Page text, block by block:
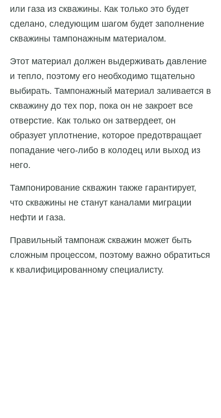
или газа из скважины. Как только это будет
сделано, следующим шагом будет заполнение
скважины тампонажным материалом.
Этот материал должен выдерживать давление
и тепло, поэтому его необходимо тщательно
выбирать. Тампонажный материал заливается в
скважину до тех пор, пока он не закроет все
отверстие. Как только он затвердеет, он
образует уплотнение, которое предотвращает
попадание чего-либо в колодец или выход из
него.
Тампонирование скважин также гарантирует,
что скважины не станут каналами миграции
нефти и газа.
Правильный тампонаж скважин может быть
сложным процессом, поэтому важно обратиться
к квалифицированному специалисту.